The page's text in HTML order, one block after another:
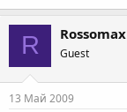
R Rossomax
Guest
13 Май 2009